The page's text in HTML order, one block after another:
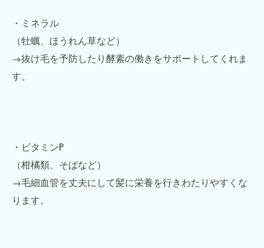
・ミネラル
（牡蠣、ほうれん草など）
→抜け毛を予防したり酵素の働きをサポートしてくれま
す。
・ビタミンP
（柑橘類、そばなど）
→毛細血管を丈夫にして髪に栄養を行きわたりやすくな
ります。